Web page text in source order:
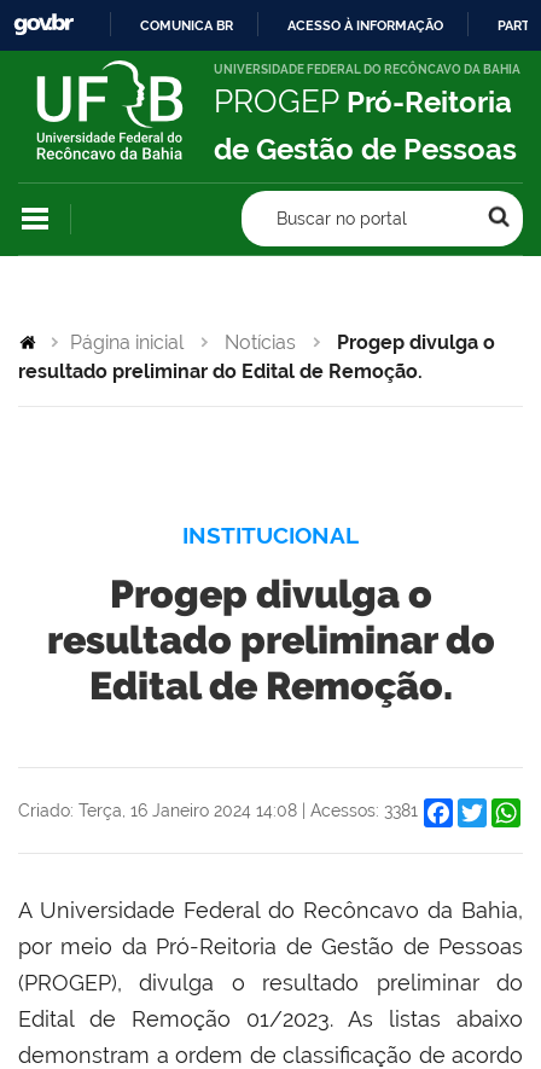
IR
PARA
CONTEÚDO
COMUNICA BR ACESSO À INFORMAÇÃO
UNIVERSIDADE FEDERAL DO RECÔNCAVO DA BAHIA
PROGEP Pró-Reitoria
de Gestão de Pessoas
Buscar no portal
Página inicial Notícias
Progep divulga o
resultado preliminar do Edital de Remoção.
INSTITUCIONAL
Progep divulga o
resultado preliminar do
Edital de Remoção.
Criado: Terça, 16 Janeiro 2024 14:08 | Acessos: 3381 Facebook
Twitter
A Universidade Federal do Recôncavo da Bahia,
por meio da Pró-Reitoria de Gestão de Pessoas
(PROGEP), divulga o resultado preliminar do
Edital de Remoção 01/2023. As listas abaixo
demonstram a ordem de classificação de acordo